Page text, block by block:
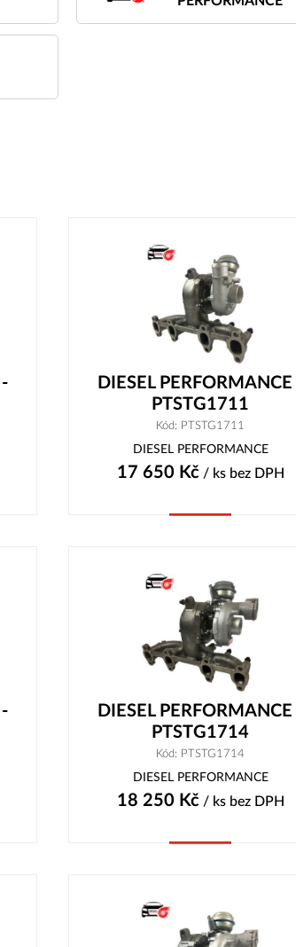
DIESEL PERFORMANCE
PTSTG1711
Kód: PTSTG1711
DIESEL PERFORMANCE
17 650 Kč/ ks bez DPH
DIESEL PERFORMANCE
PTSTG1714
Kód: PTSTG1714
DIESEL PERFORMANCE
18 250 Kč/ ks bez DPH